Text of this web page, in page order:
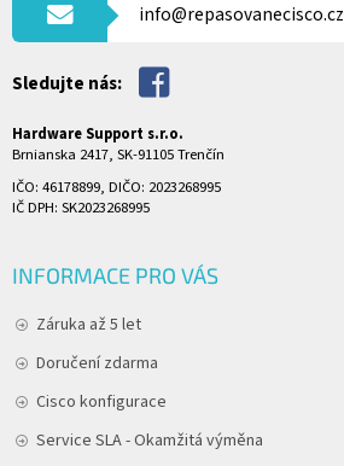
info@repasovanecisco.cz
Sledujte nás:
Hardware Support s.r.o.
Brnianska 2417, SK-91105 Trenčín
IČO: 46178899, DIČO: 2023268995
IČ DPH: SK2023268995
INFORMACE PRO VÁS
Záruka až 5 let
Doručení zdarma
Cisco konfigurace
Service SLA - Okamžitá výměna